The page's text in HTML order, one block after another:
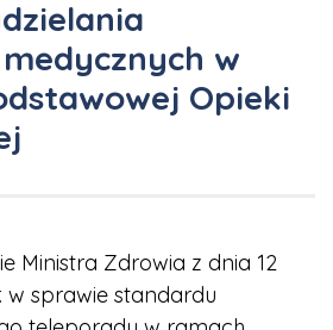
w
Opieki
Ministra Zdrowia z dnia 12
w sprawie standardu